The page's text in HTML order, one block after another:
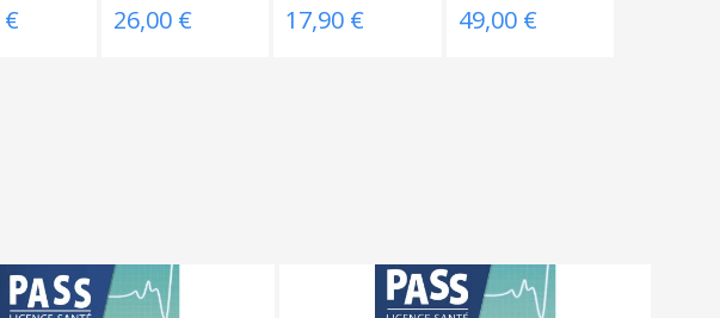
26,00 € 17,90 € 49,00 €